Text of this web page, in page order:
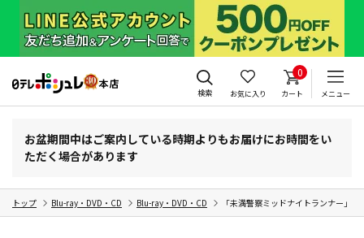
検索 お気に入り
0
カート メニュー
お盆期間中はご案内している時期よりもお届けにお時間をい
ただく場合があります
トップ Blu-ray・DVD・CD Blu-ray・DVD・CD 「未満警察ミッドナイトランナー」